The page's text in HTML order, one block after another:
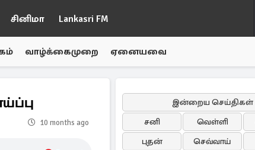
சினிமா Lankasri FM
வாழ்க்கைமுறை ஏனையவை
10 months ago
இன்றைய செய்திகள்
சனி
வெள்ளி
புதன்
செவ்வாய்